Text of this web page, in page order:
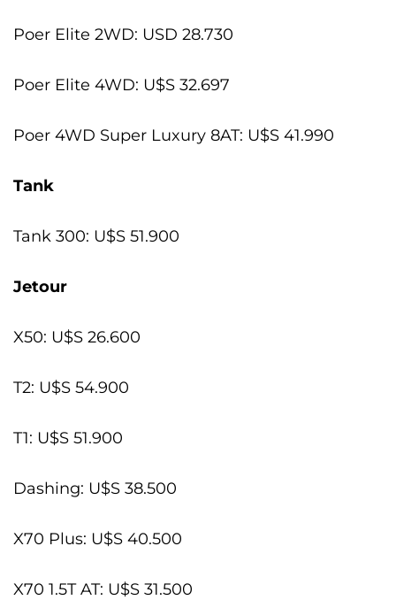
Poer Elite 2WD: USD 28.730
Poer Elite 4WD: U$S 32.697
Poer 4WD Super Luxury 8AT: U$S 41.990
Tank
Tank 300: U$S 51.900
Jetour
X50: U$S 26.600
T2: U$S 54.900
T1: U$S 51.900
Dashing: U$S 38.500
X70 Plus: U$S 40.500
X70 1.5T AT: U$S 31.500